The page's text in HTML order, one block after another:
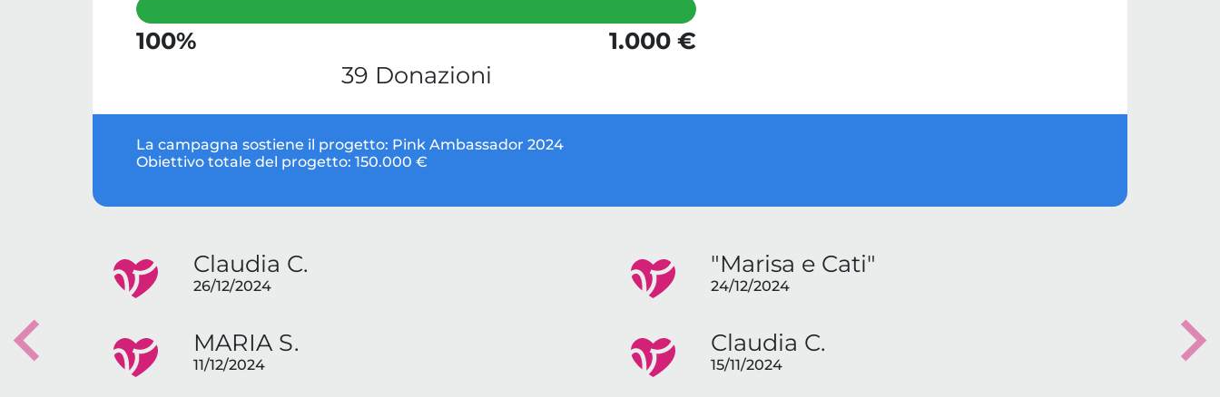
100%
1.000 €
39 Donazioni
La campagna sostiene il progetto: Pink Ambassador 2024
Obiettivo totale del progetto: 150.000 €
Previous
Claudia C.
26/12/2024
"Marisa e Cati"
24/12/2024
MARIA S.
11/12/2024
Claudia C.
15/11/2024